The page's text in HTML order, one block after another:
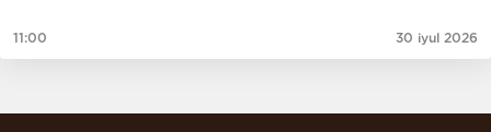
11:00 30 iyul 2026